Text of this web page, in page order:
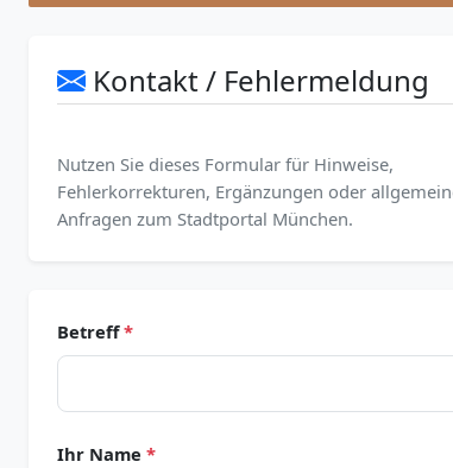
Kontakt / Fehlermeldung
Nutzen Sie dieses Formular für Hinweise,
Fehlerkorrekturen, Ergänzungen oder
Anfragen zum Stadtportal München.
Betreff*
Ihr Name *